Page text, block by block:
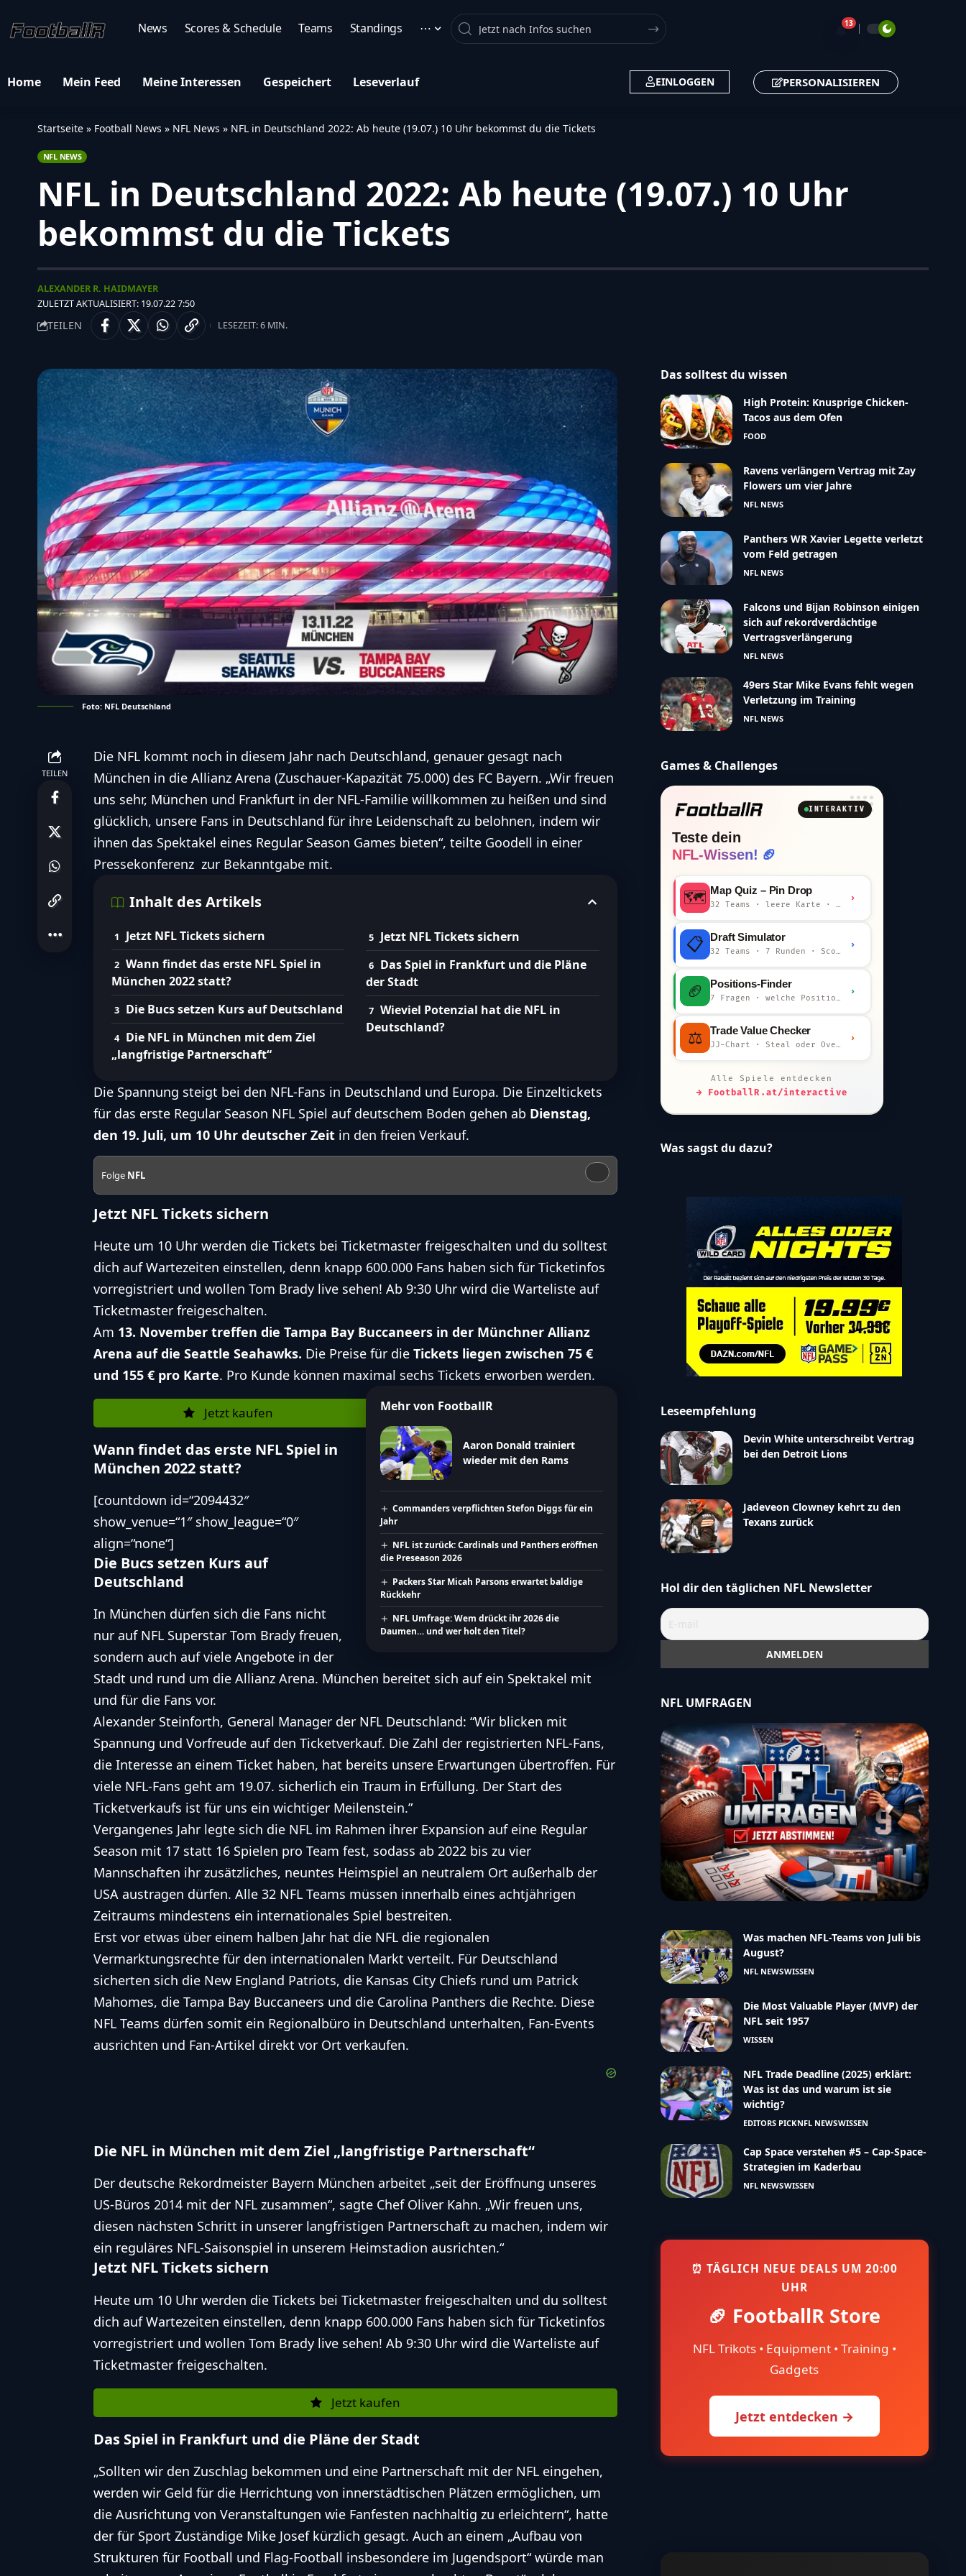
News Scores & Schedule Teams Standings ⋯ Search 🔔13
Home Mein Feed Meine Interessen Gespeichert Leseverlauf EINLOGGEN PERSONALISIEREN
Startseite » Football News » NFL News » NFL in Deutschland 2022: Ab heute (19.07.) 10 Uhr bekommst du die Tickets
NFL NEWS
NFL in Deutschland 2022: Ab heute (19.07.) 10 Uhr
bekommst du die Tickets
ZULETZT AKTUALISIERT: 19.07.22 7:50
ALEXANDER R. HAIDMAYER
TEILEN LESEZEIT: 6 MIN.
Foto: NFL Deutschland
TEILEN
Die NFL kommt noch in diesem Jahr nach Deutschland, genauer gesagt nach
München in die Allianz Arena (Zuschauer-Kapazität 75.000) des FC Bayern. „Wir freuen
uns sehr, München und Frankfurt in der NFL-Familie willkommen zu heißen und sind
glücklich, unsere Fans in Deutschland für ihre Leidenschaft zu belohnen, indem wir
ihnen das Spektakel eines Regular Season Games bieten“, teilte Goodell in einer
Pressekonferenz zur Bekanntgabe mit.
Inhalt des Artikels
Jetzt NFL Tickets sichern
Wann findet das erste NFL Spiel in
München 2022 statt?
Die Bucs setzen Kurs auf Deutschland
Die NFL in München mit dem Ziel
„langfristige Partnerschaft“
Jetzt NFL Tickets sichern
Das Spiel in Frankfurt und die Pläne
der Stadt
Wieviel Potenzial hat die NFL in
Deutschland?
Die Spannung steigt bei den NFL-Fans in Deutschland und Europa. Die Einzeltickets
für das erste Regular Season NFL Spiel auf deutschem Boden gehen ab Dienstag,
den 19. Juli, um 10 Uhr deutscher Zeit in den freien Verkauf.
Folge NFL
Jetzt NFL Tickets sichern
Heute um 10 Uhr werden die Tickets bei Ticketmaster freigeschalten und du solltest
dich auf Wartezeiten einstellen, denn knapp 600.000 Fans haben sich für Ticketinfos
vorregistriert und wollen Tom Brady live sehen! Ab 9:30 Uhr wird die Warteliste auf
Ticketmaster freigeschalten.
Am 13. November treffen die Tampa Bay Buccaneers in der Münchner Allianz
Arena auf die Seattle Seahawks. Die Preise für die Tickets liegen zwischen 75 €
und 155 € pro Karte. Pro Kunde können maximal sechs Tickets erworben werden.
Mehr von FootballR
Aaron Donald trainiert
wieder mit den Rams
Commanders verpflichten Stefon Diggs für ein
Jahr
NFL ist zurück: Cardinals und Panthers eröffnen
die Preseason 2026
Packers Star Micah Parsons erwartet baldige
Rückkehr
NFL Umfrage: Wem drückt ihr 2026 die
Daumen… und wer holt den Titel?
Jetzt kaufen
Wann findet das erste NFL Spiel in
München 2022 statt?
[countdown id=“2094432″
show_venue=“1″ show_league=“0″
align=“none“]
Die Bucs setzen Kurs auf
Deutschland
In München dürfen sich die Fans nicht
nur auf NFL Superstar Tom Brady freuen,
sondern auch auf viele Angebote in der
Stadt und rund um die Allianz Arena. München bereitet sich auf ein Spektakel mit
und für die Fans vor.
Alexander Steinforth, General Manager der NFL Deutschland: “Wir blicken mit
Spannung und Vorfreude auf den Ticketverkauf. Die Zahl der registrierten NFL-Fans,
die Interesse an einem Ticket haben, hat bereits unsere Erwartungen übertroffen. Für
viele NFL-Fans geht am 19.07. sicherlich ein Traum in Erfüllung. Der Start des
Ticketverkaufs ist für uns ein wichtiger Meilenstein.”
Vergangenes Jahr legte sich die NFL im Rahmen ihrer Expansion auf eine Regular
Season mit 17 statt 16 Spielen pro Team fest, sodass ab 2022 bis zu vier
Mannschaften ihr zusätzliches, neuntes Heimspiel an neutralem Ort außerhalb der
USA austragen dürfen. Alle 32 NFL Teams müssen innerhalb eines achtjährigen
Zeitraums mindestens ein internationales Spiel bestreiten.
Erst vor etwas über einem halben Jahr hat die NFL die regionalen
Vermarktungsrechte für den internationalen Markt verteilt. Für Deutschland
sicherten sich die New England Patriots, die Kansas City Chiefs rund um Patrick
Mahomes, die Tampa Bay Buccaneers und die Carolina Panthers die Rechte. Diese
NFL Teams dürfen somit ein Regionalbüro in Deutschland unterhalten, Fan-Events
ausrichten und Fan-Artikel direkt vor Ort verkaufen.
Die NFL in München mit dem Ziel „langfristige Partnerschaft“
Der deutsche Rekordmeister Bayern München arbeitet „seit der Eröffnung unseres
US-Büros 2014 mit der NFL zusammen“, sagte Chef Oliver Kahn. „Wir freuen uns,
diesen nächsten Schritt in unserer langfristigen Partnerschaft zu machen, indem wir
ein reguläres NFL-Saisonspiel in unserem Heimstadion ausrichten.“
Jetzt NFL Tickets sichern
Heute um 10 Uhr werden die Tickets bei Ticketmaster freigeschalten und du solltest
dich auf Wartezeiten einstellen, denn knapp 600.000 Fans haben sich für Ticketinfos
vorregistriert und wollen Tom Brady live sehen! Ab 9:30 Uhr wird die Warteliste auf
Ticketmaster freigeschalten.
Jetzt kaufen
Das Spiel in Frankfurt und die Pläne der Stadt
„Sollten wir den Zuschlag bekommen und eine Partnerschaft mit der NFL eingehen,
werden wir Geld für die Herrichtung von innerstädtischen Plätzen ermöglichen, um
die Ausrichtung von Veranstaltungen wie Fanfesten nachhaltig zu erleichtern“, hatte
der für Sport Zuständige Mike Josef kürzlich gesagt. Auch an einem „Aufbau von
Strukturen für Football und Flag-Football insbesondere im Jugendsport“ würde man
Das solltest du wissen
High Protein: Knusprige Chicken-
Tacos aus dem Ofen
FOOD
Ravens verlängern Vertrag mit Zay
Flowers um vier Jahre
NFL NEWS
Panthers WR Xavier Legette verletzt
vom Feld getragen
NFL NEWS
Falcons und Bijan Robinson einigen
sich auf rekordverdächtige
Vertragsverlängerung
NFL NEWS
49ers Star Mike Evans fehlt wegen
Verletzung im Training
NFL NEWS
Games & Challenges
INTERAKTIV
Teste dein
NFL-Wissen! 🏈
🗺️ Map Quiz – Pin Drop
32 Teams · leere Karte · km-Wertung
›
📋 Draft Simulator
32 Teams · 7 Runden · Scout-Kommentar
›
🏈 Positions-Finder
7 Fragen · welche Position bist du?
›
⚖️ Trade Value Checker
JJ-Chart · Steal oder Overpay?
›
Alle Spiele entdecken
→ FootballR.at/interactive
Was sagst du dazu?
Leseempfehlung
Devin White unterschreibt Vertrag
bei den Detroit Lions
Jadeveon Clowney kehrt zu den
Texans zurück
Hol dir den täglichen NFL Newsletter
NFL UMFRAGEN
Was machen NFL-Teams von Juli bis
August?
NFL NEWSWISSEN
Die Most Valuable Player (MVP) der
NFL seit 1957
WISSEN
NFL Trade Deadline (2025) erklärt:
Was ist das und warum ist sie
wichtig?
EDITORS PICKNFL NEWSWISSEN
Cap Space verstehen #5 – Cap-Space-
Strategien im Kaderbau
NFL NEWSWISSEN
⏰ TÄGLICH NEUE DEALS UM 20:00
UHR
🏈 FootballR Store
NFL Trikots • Equipment • Training •
Gadgets
Jetzt entdecken →